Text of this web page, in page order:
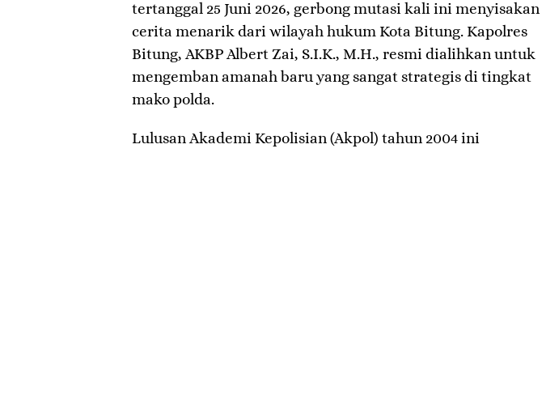
tertanggal 25 Juni 2026, gerbong mutasi kali ini menyisakan
cerita menarik dari wilayah hukum Kota Bitung. Kapolres
Bitung, AKBP Albert Zai, S.I.K., M.H., resmi dialihkan untuk
mengemban amanah baru yang sangat strategis di tingkat
mako polda.
​Lulusan Akademi Kepolisian (Akpol) tahun 2004 ini